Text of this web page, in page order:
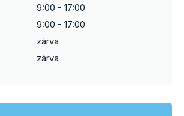
9:00 - 17:00
9:00 - 17:00
zárva
zárva